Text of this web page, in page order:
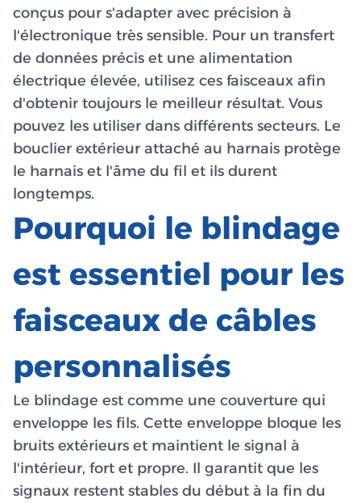
conçus pour s'adapter avec précision à
l'électronique très sensible. Pour un transfert
de données précis et une alimentation
électrique élevée, utilisez ces faisceaux afin
d'obtenir toujours le meilleur résultat. Vous
pouvez les utiliser dans différents secteurs. Le
bouclier extérieur attaché au harnais protège
le harnais et l'âme du fil et ils durent
longtemps.
Pourquoi le blindage
est essentiel pour les
faisceaux de câbles
personnalisés
Le blindage est comme une couverture qui
enveloppe les fils. Cette enveloppe bloque les
bruits extérieurs et maintient le signal à
l'intérieur, fort et propre. Il garantit que les
signaux restent stables du début à la fin du